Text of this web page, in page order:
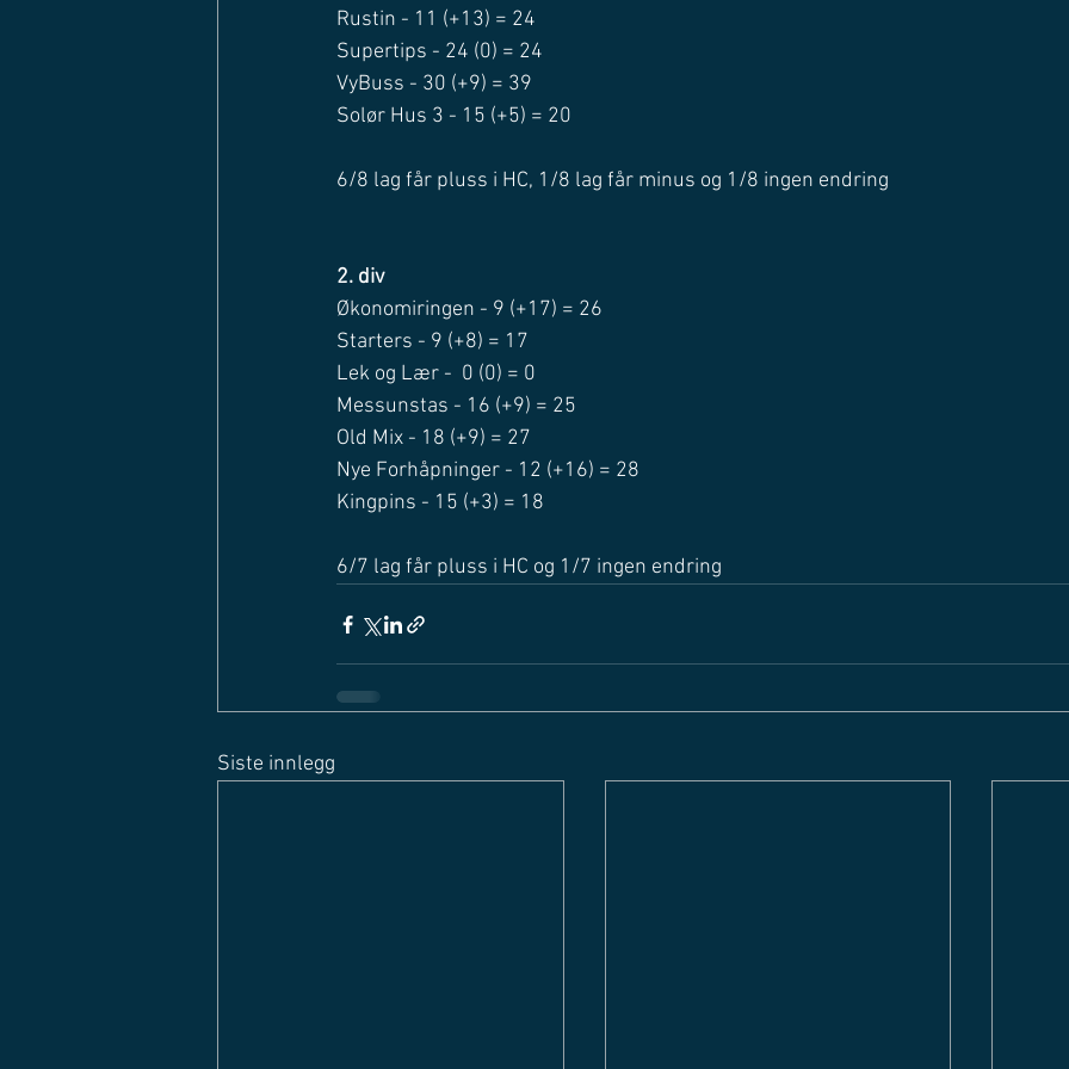
Rustin - 11 (+13) = 24
Supertips - 24 (0) = 24
VyBuss - 30 (+9) = 39
Solør Hus 3 - 15 (+5) = 20
6/8 lag får pluss i HC, 1/8 lag får minus og 1/8 ingen endring
2. div
Økonomiringen - 9 (+17) = 26
Starters - 9 (+8) = 17
Lek og Lær -  0 (0) = 0
Messunstas - 16 (+9) = 25
Old Mix - 18 (+9) = 27
Nye Forhåpninger - 12 (+16) = 28
Kingpins - 15 (+3) = 18
6/7 lag får pluss i HC og 1/7 ingen endring
Siste innlegg